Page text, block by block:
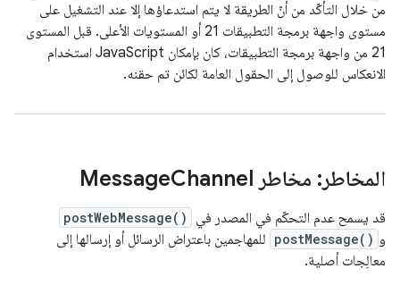
من خلال التأكّد من أنّ الطريقة لا يتم استدعاؤها إلا عند التشغيل على
مستوى واجهة برمجة التطبيقات 21 أو المستويات الأعلى. قبل المستوى
21 من واجهة برمجة التطبيقات، كان بإمكان JavaScript استخدام
الانعكاس للوصول إلى الحقول العامة لكائن تم حقنه.
المخاطر: مخاطر Message Channel
قد يسمح عدم التحكّم في المصدر في postWebMessage()
و postMessage() للمهاجمين باعتراض الرسائل أو إرسالها إلى
معالِجات أصلية.